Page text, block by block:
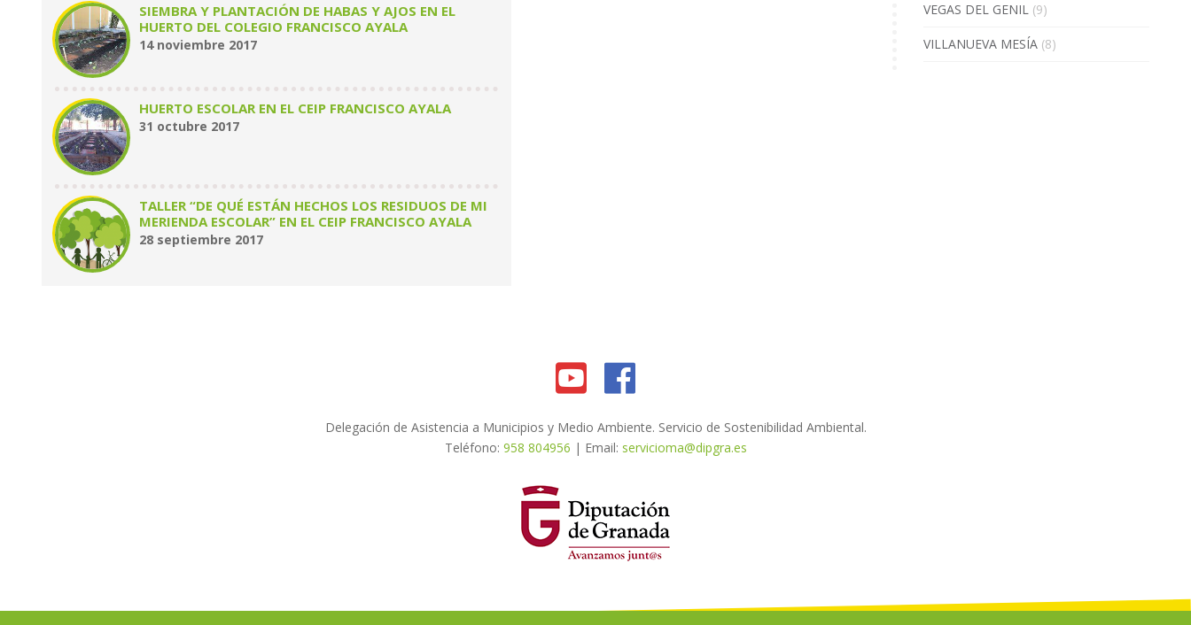
SIEMBRA Y PLANTACIÓN DE HABAS Y AJOS EN EL
HUERTO DEL COLEGIO FRANCISCO AYALA
14 noviembre 2017
HUERTO ESCOLAR EN EL CEIP FRANCISCO AYALA
31 octubre 2017
TALLER “DE QUÉ ESTÁN HECHOS LOS RESIDUOS DE MI
MERIENDA ESCOLAR” EN EL CEIP FRANCISCO AYALA
28 septiembre 2017
VEGAS DEL GENIL (9)
VILLANUEVA MESÍA (8)
Delegación de Asistencia a Municipios y Medio Ambiente. Servicio de Sostenibilidad Ambiental.
Teléfono: 958 804956 | Email: servicioma@dipgra.es